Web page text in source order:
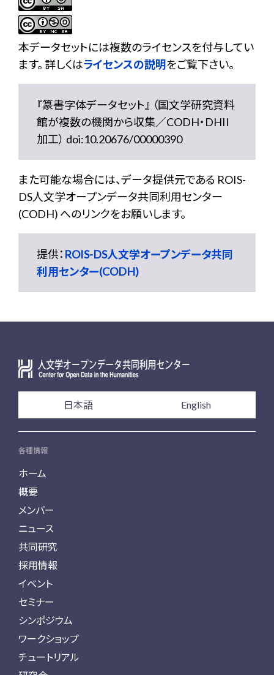
本データセットには複数のライセンスを付与してい
ます。 詳しくはライセンスの説明をご覧下さい。
『篆書字体データセット』 （国文学研究資料
館が複数の機関から収集／CODH・DHII
加工） doi:10.20676/00000390
また可能な場合には、データ提供元である ROIS-
DS人文学オープンデータ共同利用センター
(CODH) へのリンクをお願いします。
提供： ROIS-DS人文学オープンデータ共同
利用センター(CODH)
日本語 English
各種情報
ホーム
概要
メンバー
ニュース
共同研究
採用情報
イベント
セミナー
シンポジウム
ワークショップ
チュートリアル